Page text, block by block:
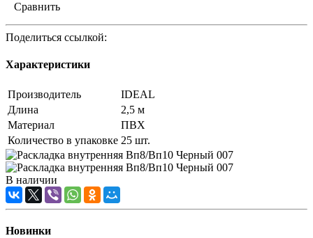
Сравнить
Поделиться ссылкой:
Характеристики
Производитель
IDEAL
Длина
2,5 м
Материал
ПВХ
Количество в упаковке 25 шт.
В наличии
Новинки